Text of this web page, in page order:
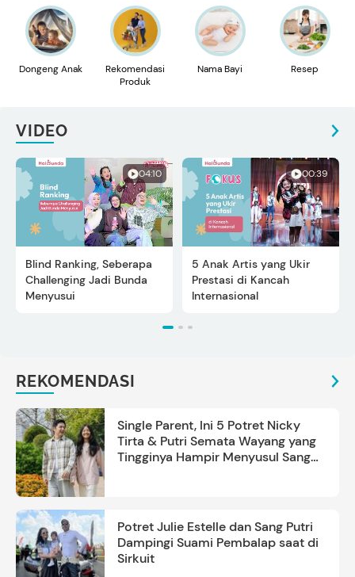
Dongeng Anak
Rekomendasi
Produk
Nama Bayi Resep
VIDEO
04:10
Blind Ranking, Seberapa
Challenging Jadi Bunda
Menyusui
00:39
5 Anak Artis yang Ukir
Prestasi di Kancah
Internasional
REKOMENDASI
Single Parent, Ini 5 Potret Nicky
Tirta & Putri Semata Wayang yang
Tingginya Hampir Menyusul Sang
Potret Julie Estelle dan Sang Putri
Dampingi Suami Pembalap saat di
Sirkuit